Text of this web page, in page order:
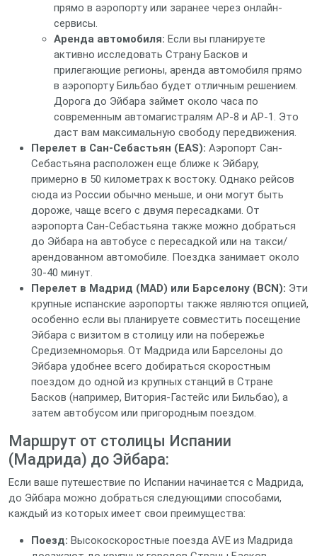
прямо в аэропорту или заранее через онлайн-
сервисы.
Аренда автомобиля: Если вы планируете
активно исследовать Страну Басков и
прилегающие регионы, аренда автомобиля прямо
в аэропорту Бильбао будет отличным решением.
Дорога до Эйбара займет около часа по
современным автомагистралям AP-8 и AP-1. Это
даст вам максимальную свободу передвижения.
Перелет в Сан-Себастьян (EAS): Аэропорт Сан-
Себастьяна расположен еще ближе к Эйбару,
примерно в 50 километрах к востоку. Однако рейсов
сюда из России обычно меньше, и они могут быть
дороже, чаще всего с двумя пересадками. От
аэропорта Сан-Себастьяна также можно добраться
до Эйбара на автобусе с пересадкой или на такси/
арендованном автомобиле. Поездка занимает около
30-40 минут.
Перелет в Мадрид (MAD) или Барселону (BCN): Эти
крупные испанские аэропорты также являются опцией,
особенно если вы планируете совместить посещение
Эйбара с визитом в столицу или на побережье
Средиземноморья. От Мадрида или Барселоны до
Эйбара удобнее всего добираться скоростным
поездом до одной из крупных станций в Стране
Басков (например, Витория-Гастейс или Бильбао), а
затем автобусом или пригородным поездом.
Маршрут от столицы Испании
(Мадрида) до Эйбара:
Если ваше путешествие по Испании начинается с Мадрида,
до Эйбара можно добраться следующими способами,
каждый из которых имеет свои преимущества:
Поезд: Высокоскоростные поезда AVE из Мадрида